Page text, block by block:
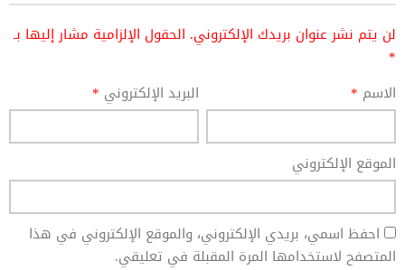
لن يتم نشر عنوان بريدك الإلكتروني. الحقول الإلزامية مشار إليها بـ
*
الاسم * البريد الإلكتروني *
الموقع الإلكتروني
احفظ اسمي، بريدي الإلكتروني، والموقع الإلكتروني في هذا
المتصفح لاستخدامها المرة المقبلة في تعليقي.